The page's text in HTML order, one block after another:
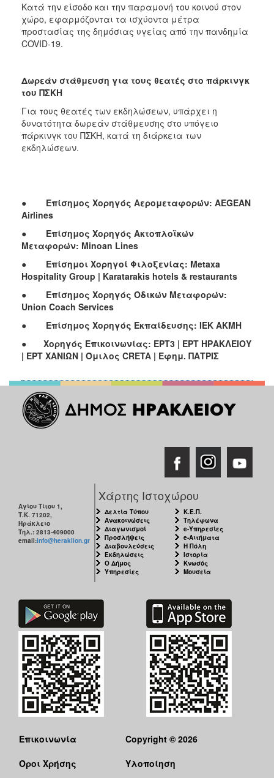
Κατά την είσοδο και την παραμονή του κοινού στον
χώρο, εφαρμόζονται τα ισχύοντα μέτρα
προστασίας της δημόσιας υγείας από την πανδημία
COVID-19.
Δωρεάν στάθμευση για τους θεατές στο πάρκινγκ
του ΠΣΚΗ
Για τους θεατές των εκδηλώσεων, υπάρχει η
δυνατότητα δωρεάν στάθμευσης στο υπόγειο
πάρκινγκ του ΠΣΚΗ, κατά τη διάρκεια των
εκδηλώσεων.
● Επίσημος Χορηγός Αερομεταφορών: AEGEAN
Airlines
● Επίσημος Χορηγός Ακτοπλοϊκών
Μεταφορών: Minoan Lines
● Επίσημοι Χορηγοί Φιλοξενίας: Metaxa
Hospitality Group | Karatarakis hotels & restaurants
● Επίσημος Χορηγός Οδικών Μεταφορών:
Union Coach Services
● Επίσημος Χορηγός Εκπαίδευσης: ΙΕΚ ΑΚΜΗ
● Χορηγός Επικοινωνίας: ΕΡΤ3 | ΕΡΤ ΗΡΑΚΛΕΙΟΥ
| ΕΡΤ ΧΑΝΙΩΝ | Όμιλος CRETA | Εφημ. ΠΑΤΡΙΣ
Αγίου Τίτου 1,
Τ.Κ. 71202,
Ηράκλειο
Τηλ.: 2813-409000
email:info@heraklion.gr
Χάρτης Ιστοχώρου
Δελτία Τύπου
Ανακοινώσεις
Διαγωνισμοί
Προσλήψεις
Διαβουλεύσεις
Εκδηλώσεις
Ο Δήμος
Υπηρεσίες
Κ.Ε.Π.
Τηλέφωνα
e-Υπηρεσίες
e-Αιτήματα
Η Πόλη
Ιστορία
Κνωσός
Μουσεία
Επικοινωνία
Όροι Χρήσης
Copyright © 2026
Υλοποίηση